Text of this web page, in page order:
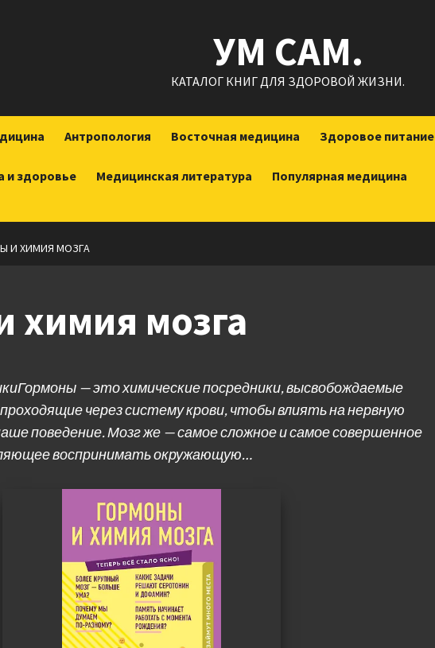
УМ САМ.
КАТАЛОГ КНИГ ДЛЯ ЗДОРОВОЙ ЖИЗНИ.
Антропология Восточная медицина Здоровое питание
и здоровье Медицинская литература Популярная медицина
И ХИМИЯ МОЗГА
химия мозга
— это химические посредники, высвобождаемые
через систему крови, чтобы влиять на нервную
поведение. Мозг же — самое сложное и самое совершенное
воспринимать окружающую…